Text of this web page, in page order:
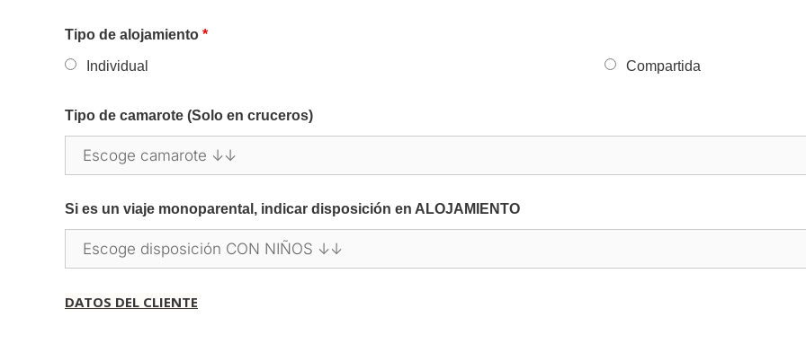
Tipo de alojamiento *
Individual Compartida
Tipo de camarote (Solo en cruceros)
Si es un viaje monoparental, indicar disposición en ALOJAMIENTO
DATOS DEL CLIENTE